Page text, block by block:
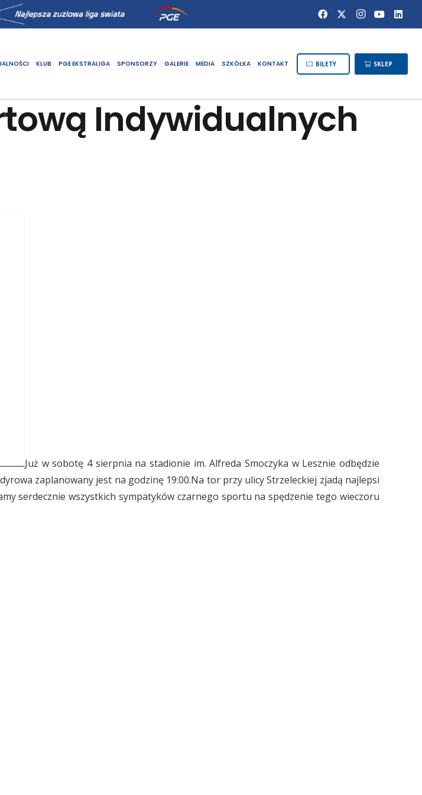
KLUB PGE EKSTRALIGA SPONSORZY GALERIE MEDIA SZKÓŁKA KONTAKT BILETY SKLEP
Indywidualnych
Już w sobotę 4 sierpnia na stadionie im. Alfreda Smoczyka w Lesznie odbędzie
zaplanowany jest na godzinę 19:00.Na tor przy ulicy Strzeleckiej zjadą najlepsi
serdecznie wszystkich sympatyków czarnego sportu na spędzenie tego wieczoru